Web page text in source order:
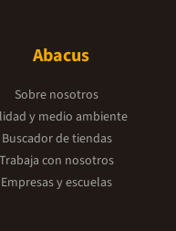
Abacus
Sobre nosotros
y medio ambiente
Buscador de tiendas
Trabaja con nosotros
Empresas y escuelas